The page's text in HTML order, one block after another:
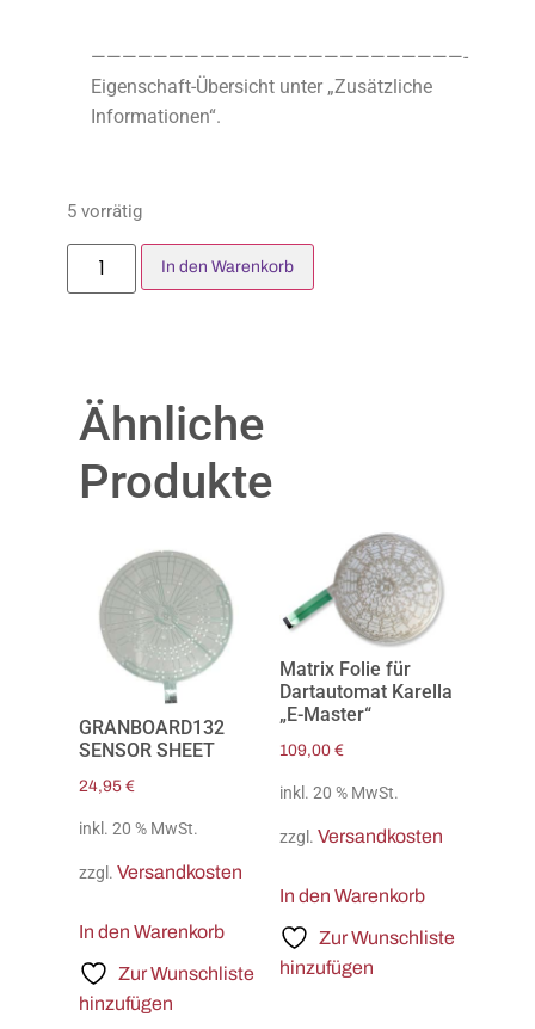
————————————————————————-
Eigenschaft-Übersicht unter „Zusätzliche
Informationen“.
5 vorrätig
In den Warenkorb
Ähnliche
Produkte
GRANBOARD132
SENSOR SHEET
24,95 €
inkl. 20 % MwSt.
zzgl. Versandkosten
In den Warenkorb
Zur Wunschliste
hinzufügen
Matrix Folie für
Dartautomat Karella
„E-Master“
109,00 €
inkl. 20 % MwSt.
zzgl. Versandkosten
In den Warenkorb
Zur Wunschliste
hinzufügen